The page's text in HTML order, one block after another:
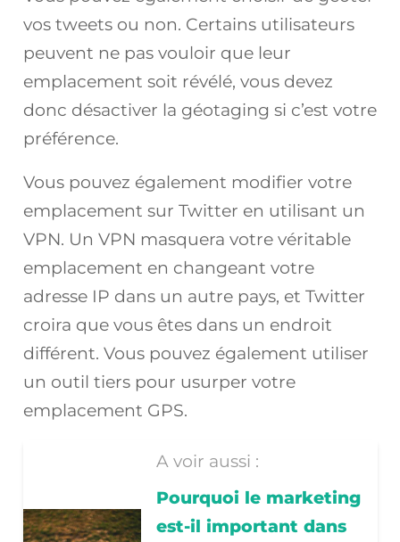
vos tweets ou non. Certains utilisateurs
peuvent ne pas vouloir que leur
emplacement soit révélé, vous devez
donc désactiver la géotaging si c’est votre
préférence.
Vous pouvez également modifier votre
emplacement sur Twitter en utilisant un
VPN. Un VPN masquera votre véritable
emplacement en changeant votre
adresse IP dans un autre pays, et Twitter
croira que vous êtes dans un endroit
différent. Vous pouvez également utiliser
un outil tiers pour usurper votre
emplacement GPS.
A voir aussi :
Pourquoi le marketing
est-il important dans